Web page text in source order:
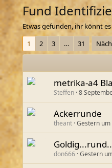
Fund
Etwas gefunden, ihr könnt
1
2 3 … 31
metrika-a4
Steffen 8
Ackerrunde
theant Gestern um
don666 Gestern